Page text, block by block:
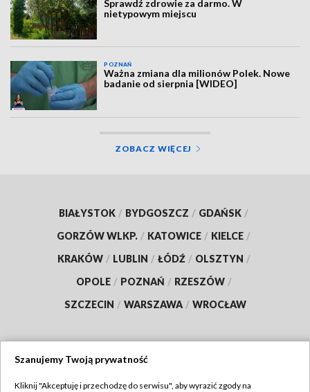
Sprawdź zdrowie za darmo. W
nietypowym miejscu
POZNAŃ
Ważna zmiana dla milionów Polek. Nowe
badanie od sierpnia [WIDEO]
ZOBACZ WIĘCEJ
BIAŁYSTOK / BYDGOSZCZ / GDAŃSK /
GORZÓW WLKP. / KATOWICE / KIELCE /
KRAKÓW / LUBLIN / ŁÓDŹ / OLSZTYN /
OPOLE / POZNAŃ / RZESZÓW /
SZCZECIN / WARSZAWA / WROCŁAW
Szanujemy Twoją prywatność
Kliknij "Akceptuję i przechodzę do serwisu", aby wyrazić zgody na